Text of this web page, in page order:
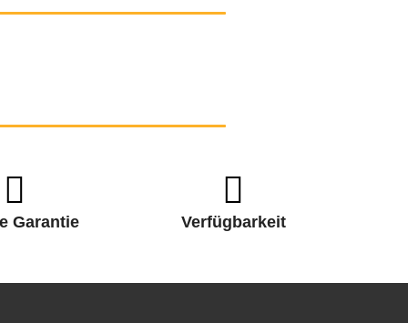
Garantie Verfügbarkeit